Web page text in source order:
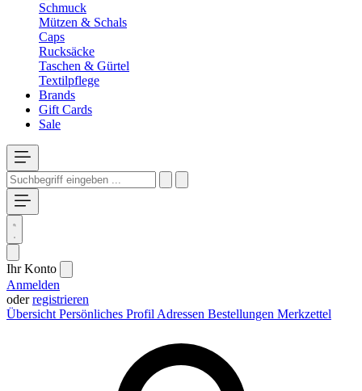
Schmuck
Mützen & Schals
Caps
Rucksäcke
Taschen & Gürtel
Textilpflege
Brands
Gift Cards
Sale
Ihr Konto
Anmelden
oderregistrieren
Übersicht Persönliches Profil Adressen Bestellungen Merkzettel